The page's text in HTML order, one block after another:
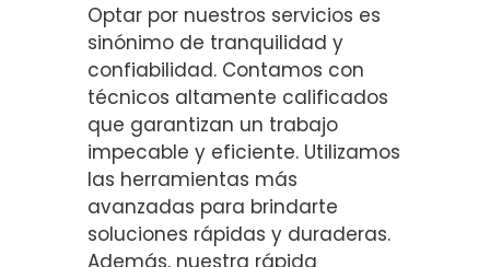
Optar por nuestros servicios es
sinónimo de tranquilidad y
confiabilidad. Contamos con
técnicos altamente calificados
que garantizan un trabajo
impecable y eficiente. Utilizamos
las herramientas más
avanzadas para brindarte
soluciones rápidas y duraderas.
Además, nuestra rápida